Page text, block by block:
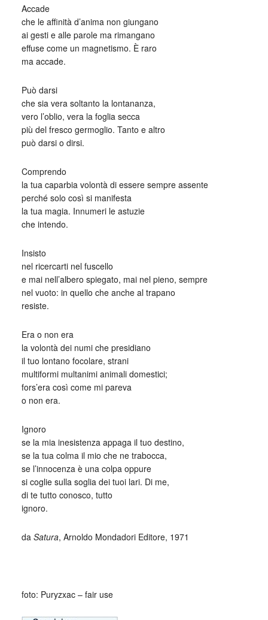
Accade
che le affinità d’anima non giungano
ai gesti e alle parole ma rimangano
effuse come un magnetismo. È raro
ma accade.
Può darsi
che sia vera soltanto la lontananza,
vero l’oblio, vera la foglia secca
più del fresco germoglio. Tanto e altro
può darsi o dirsi.
Comprendo
la tua caparbia volontà di essere sempre assente
perché solo così si manifesta
la tua magia. Innumeri le astuzie
che intendo.
Insisto
nel ricercarti nel fuscello
e mai nell’albero spiegato, mai nel pieno, sempre
nel vuoto: in quello che anche al trapano
resiste.
Era o non era
la volontà dei numi che presidiano
il tuo lontano focolare, strani
multiformi multanimi animali domestici;
fors’era così come mi pareva
o non era.
Ignoro
se la mia inesistenza appaga il tuo destino,
se la tua colma il mio che ne trabocca,
se l’innocenza è una colpa oppure
si coglie sulla soglia dei tuoi lari. Di me,
di te tutto conosco, tutto
ignoro.
da Satura, Arnoldo Mondadori Editore, 1971
foto: Puryzxac – fair use